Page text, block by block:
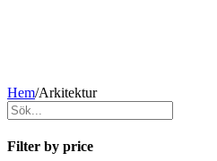
Hem/Arkitektur
Filter by price